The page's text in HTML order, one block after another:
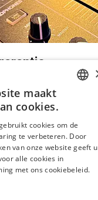
hebben 2 jaar
terug of breng je
herstelling ! Is de
je uiteraard eerst een
jij de next step!
maakt
cookies.
cookies om de
te verbeteren. Door
van onze website geeft u
alle cookies in
met ons cookiebeleid.